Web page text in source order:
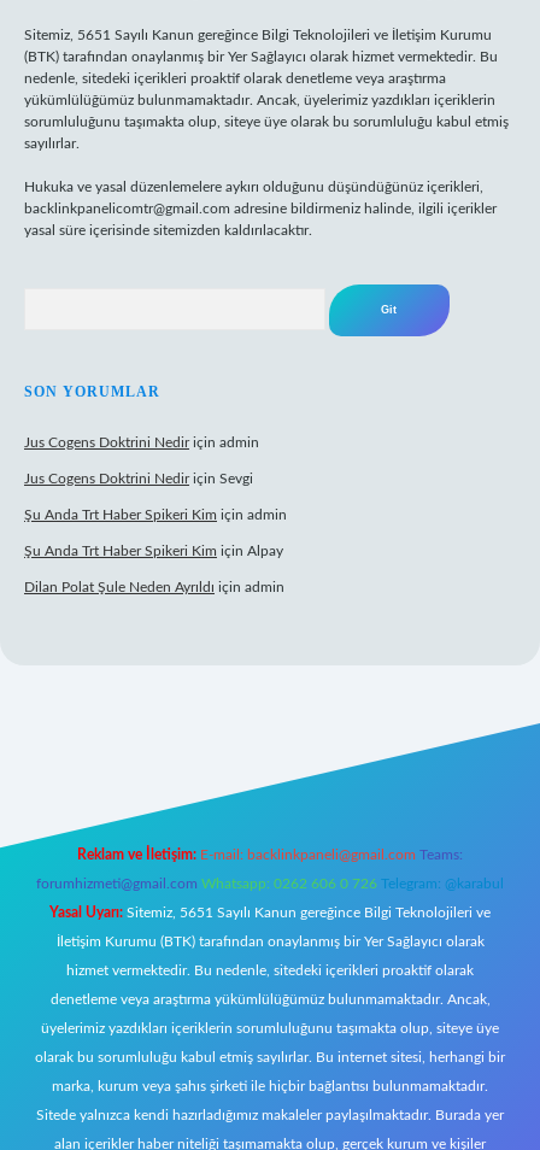
Sitemiz, 5651 Sayılı Kanun gereğince Bilgi Teknolojileri ve İletişim Kurumu
(BTK) tarafından onaylanmış bir Yer Sağlayıcı olarak hizmet vermektedir. Bu
nedenle, sitedeki içerikleri proaktif olarak denetleme veya araştırma
yükümlülüğümüz bulunmamaktadır. Ancak, üyelerimiz yazdıkları içeriklerin
sorumluluğunu taşımakta olup, siteye üye olarak bu sorumluluğu kabul etmiş
sayılırlar.
Hukuka ve yasal düzenlemelere aykırı olduğunu düşündüğünüz içerikleri,
backlinkpanelicomtr@gmail.com adresine bildirmeniz halinde, ilgili içerikler
yasal süre içerisinde sitemizden kaldırılacaktır.
SON YORUMLAR
Jus Cogens Doktrini Nediriçin admin
Jus Cogens Doktrini Nediriçin Sevgi
Şu Anda Trt Haber Spikeri Kim için admin
Şu Anda Trt Haber Spikeri Kim için Alpay
Dilan Polat Şule Neden Ayrıldı için admin
Reklam ve İletişim: E-mail: backlinkpaneli@gmail.com Teams:
forumhizmeti@gmail.com Whatsapp: 0262 606 0 726 Telegram: @karabul
Yasal Uyarı: Sitemiz, 5651 Sayılı Kanun gereğince Bilgi Teknolojileri ve
İletişim Kurumu (BTK) tarafından onaylanmış bir Yer Sağlayıcı olarak
hizmet vermektedir. Bu nedenle, sitedeki içerikleri proaktif olarak
denetleme veya araştırma yükümlülüğümüz bulunmamaktadır. Ancak,
üyelerimiz yazdıkları içeriklerin sorumluluğunu taşımakta olup, siteye üye
olarak bu sorumluluğu kabul etmiş sayılırlar. Bu internet sitesi, herhangi bir
marka, kurum veya şahıs şirketi ile hiçbir bağlantısı bulunmamaktadır.
Sitede yalnızca kendi hazırladığımız makaleler paylaşılmaktadır. Burada yer
alan içerikler haber niteliği taşımamakta olup, gerçek kurum ve kişiler